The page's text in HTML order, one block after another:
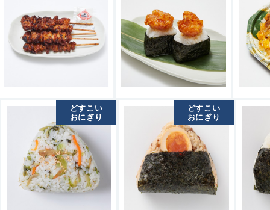
どすこい
おにぎり
どすこい
おにぎり